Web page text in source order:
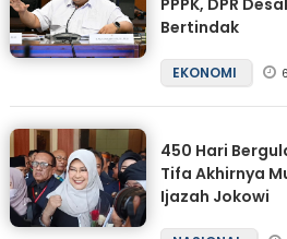
PPPK, DPR
Bertindak
EKONOMI
450 Hari
Tifa Akhirnya
Ijazah Jokowi